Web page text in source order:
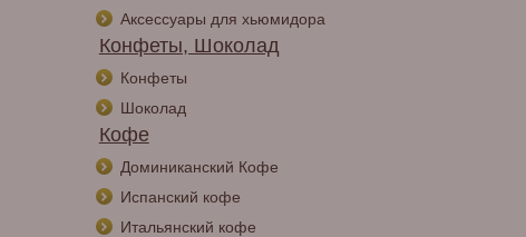
Аксессуары для хьюмидора
Конфеты, Шоколад
Конфеты
Шоколад
Кофе
Доминиканский Кофе
Испанский кофе
Итальянский кофе